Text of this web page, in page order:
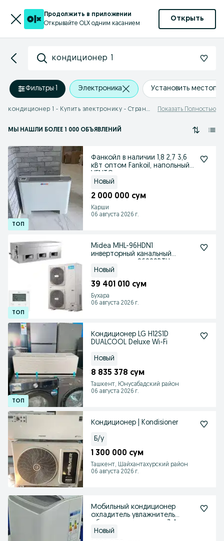
Продолжить в приложении
Открывайте OLX одним касанием
Открыть
кондиционер 1
Фильтры·1 Электроника Установить
кондиционер 1 - Купить электронику - Страница 2 Показать Полностью
МЫ НАШЛИ БОЛЕЕ 1 000 ОБЪЯВЛЕНИЙ
Фанкойл в наличии 1,8 2,7 3,6
кВт оптом Fankoil, напольный,
Новый
2 000 000 сум
Карши
06 августа 2026 г.
Midea MHL-96HDN1
инверторный канальный
Новый
39 401 010 сум
Бухара
06 августа 2026 г.
Кондиционер LG H12S1D
DUALCOOL Deluxe Wi-Fi
Новый
8 835 378 сум
Ташкент, Юнусабадский район
06 августа 2026 г.
Кондиционер | Kondisioner
Б/у
1 300 000 сум
Ташкент, Шайхантахурский район
06 августа 2026 г.
Мобильный кондиционер
охладитель увлажнитель
Новый